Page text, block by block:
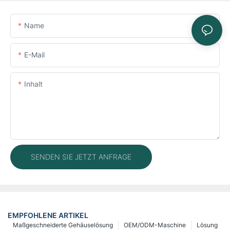
Name
E-Mail
Inhalt
SENDEN SIE JETZT ANFRAGE
EMPFOHLENE ARTIKEL
Lösung
OEM/ODM-Maschine
Maßgeschneiderte Gehäuselösung